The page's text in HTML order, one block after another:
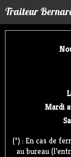
Traiteur
Mardi
(*) : En cas de
au bureau
Panneau de gestion